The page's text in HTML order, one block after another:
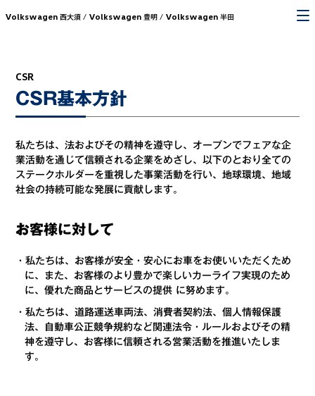
Volkswagen西大須 / Volkswagen豊明 / Volkswagen半田
CSR
CSR基本方針
私たちは、法およびその精神を遵守し、オープンでフェアな企
業活動を通じて信頼される企業をめざし、以下のとおり全ての
ステークホルダーを重視した事業活動を行い、地球環境、地域
社会の持続可能な発展に貢献します。
お客様に対して
・私たちは、お客様が安全・安心にお車をお使いいただくため
に、また、お客様のより豊かで楽しいカーライフ実現のため
に、優れた商品とサービスの提供 に努めます。
・私たちは、道路運送車両法、消費者契約法、個人情報保護
法、自動車公正競争規約など関連法令・ルールおよびその精
神を遵守し、お客様に信頼される営業活動を推進いたしま
す。